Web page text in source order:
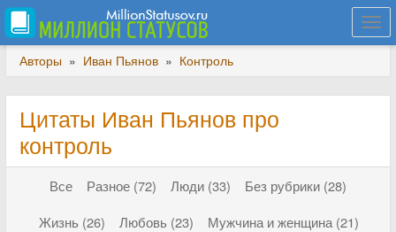
Авторы » Иван Пьянов » Контроль
Цитаты Иван Пьянов про
контроль
Все Разное (72) Люди (33)
Без рубрики (28)
Жизнь (26)
Любовь (23)
Мужчина и женщина (21)